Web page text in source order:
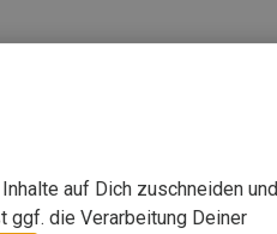
auf Dich zuschneiden und
ggf. die Verarbeitung Deiner